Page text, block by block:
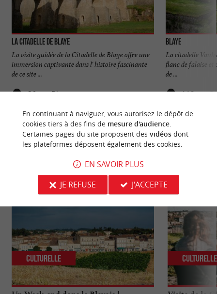
La Citadelle de Blaye
La visite guidée de la Citadelle de Blaye offre une
immersion captivante dans l' histoire fascinante
de ce site ...
86 m - Blaye
Blaye
La citadelle
flanc de falaise
de ...
112 m -
NOUS AVONS TESTÉPOUR VOUS
Culturelle Culturelle
En continuant à naviguer, vous autorisez le dépôt de
cookies tiers à des fins de mesure d'audience.
Certaines pages du site proposent des vidéosdont
les plateformes déposent également des cookies.
EN SAVOIR PLUS
JE REFUSE
J'ACCEPTE